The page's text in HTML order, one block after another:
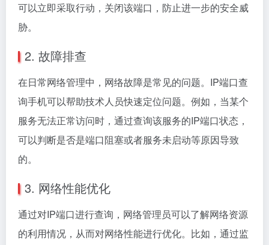
可以立即采取行动，关闭该端口，防止进一步的安全威
胁。
2. 故障排查
在日常网络管理中，网络故障是常见的问题。IP端口查
询手机可以帮助技术人员快速定位问题。例如，当某个
服务无法正常访问时，通过查询该服务的IP端口状态，
可以判断是否是端口阻塞或者服务未启动等原因导致
的。
3. 网络性能优化
通过对IP端口进行查询，网络管理员可以了解网络资源
的利用情况，从而对网络性能进行优化。比如，通过监